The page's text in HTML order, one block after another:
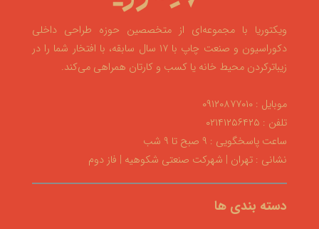
ویکتوریا با مجموعه‌ای از متخصصین حوزه طراحی داخلی
دکوراسیون و صنعت چاپ با ۱۷ سال سابقه، با افتخار شما را در
زیباترکردن محیط خانه یا کسب و کارتان همراهی می‌کند.
موبایل : ۰۹۱۲۰۸۷۷۰۱۰
تلفن : ۰۲۱۴۱۲۵۶۴۲۵
ساعت پاسخگویی : ۹ صبح تا ۹ شب
نشانی : تهران | شهرکت صنعتی شکوهیه | فاز دوم
دسته بندی ها